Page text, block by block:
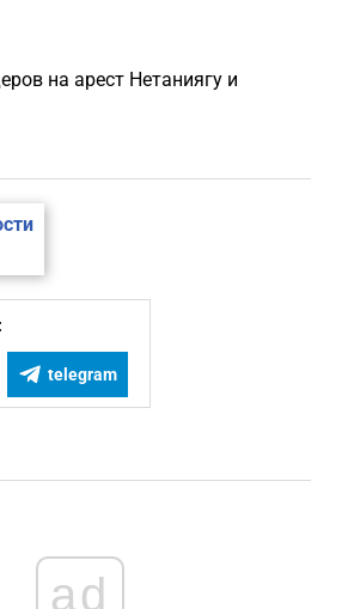
на арест Нетаниягу и
telegram
ad